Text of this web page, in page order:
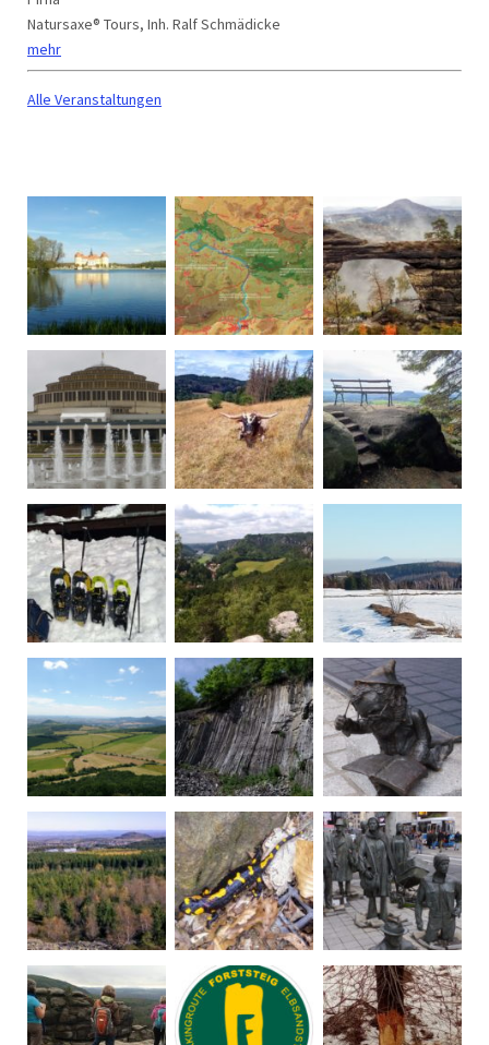
Natursaxe® Tours, Inh. Ralf Schmädicke
mehr
Alle Veranstaltungen